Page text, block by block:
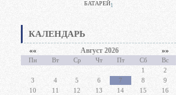
БАТАРЕЙ1
КАЛЕНДАРЬ
«« Август 2026 »»
Пн Вт Ср Чт Пт Сб
Вс
1
2
3
4 5 6 7 8
9
10
11 12 13 14 15
16